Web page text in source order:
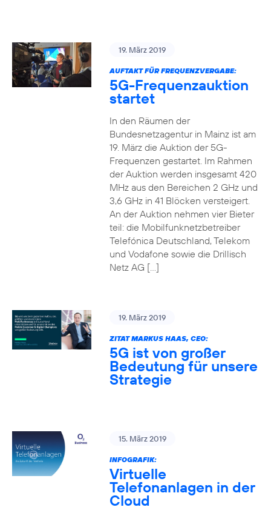
19. März 2019
AUFTAKT FÜR FREQUENZVERGABE:
5G-Frequenzauktion
startet
In den Räumen der
Bundesnetzagentur in Mainz ist am
19. März die Auktion der 5G-
Frequenzen gestartet. Im Rahmen
der Auktion werden insgesamt 420
MHz aus den Bereichen 2 GHz und
3,6 GHz in 41 Blöcken versteigert.
An der Auktion nehmen vier Bieter
teil: die Mobilfunknetzbetreiber
Telefónica Deutschland, Telekom
und Vodafone sowie die Drillisch
Netz AG […]
19. März 2019
ZITAT MARKUS HAAS, CEO:
5G ist von großer
Bedeutung für unsere
Strategie
15. März 2019
INFOGRAFIK:
Virtuelle
Telefonanlagen in der
Cloud